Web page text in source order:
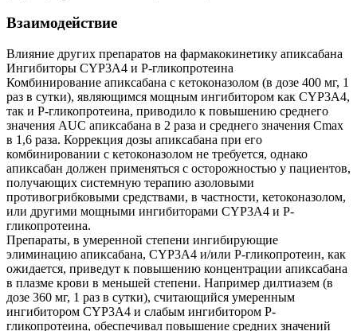
Взаимодействие
Влияние других препаратов на фармакокинетику апиксабана
Ингибиторы CYP3A4 и Р-гликопротеина
Комбинирование апиксабана с кетоконазолом (в дозе 400 мг, 1
раз в сутки), являющимся мощным ингибитором как CYP3A4,
так и Р-гликопротеина, приводило к повышению среднего
значения AUC апиксабана в 2 раза и среднего значения Cmax
в 1,6 раза. Коррекция дозы апиксабана при его
комбинировании с кетоконазолом не требуется, однако
апиксабан должен применяться с осторожностью у пациентов,
получающих системную терапию азоловыми
противогрибковыми средствами, в частности, кетоконазолом,
или другими мощными ингибиторами CYP3A4 и Р-
гликопротеина.
Препараты, в умеренной степени ингибирующие
элиминацию апиксабана, CYP3A4 и/или Р-гликопротеин, как
ожидается, приведут к повышению концентрации апиксабана
в плазме крови в меньшей степени. Например дилтиазем (в
дозе 360 мг, 1 раз в сутки), считающийся умеренным
ингибитором CYP3A4 и слабым ингибитором Р-
гликопротеина, обеспечивал повышение средних значений